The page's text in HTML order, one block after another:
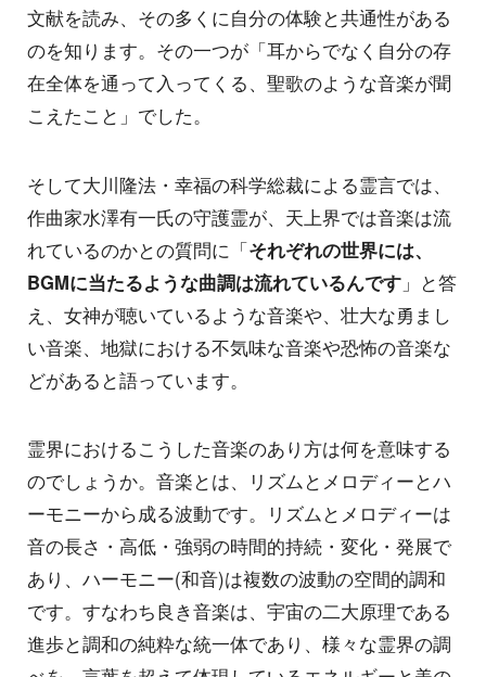
文献を読み、その多くに自分の体験と共通性がある
のを知ります。その一つが「耳からでなく自分の存
在全体を通って入ってくる、聖歌のような音楽が聞
こえたこと」でした。
そして大川隆法・幸福の科学総裁による霊言では、
作曲家水澤有一氏の守護霊が、天上界では音楽は流
れているのかとの質問に「それぞれの世界には、
BGMに当たるような曲調は流れているんです 」と答
え、女神が聴いているような音楽や、壮大な勇まし
い音楽、地獄における不気味な音楽や恐怖の音楽な
どがあると語っています。
霊界におけるこうした音楽のあり方は何を意味する
のでしょうか。音楽とは、リズムとメロディーとハ
ーモニーから成る波動です。リズムとメロディーは
音の長さ・高低・強弱の時間的持続・変化・発展で
あり、ハーモニー(和音)は複数の波動の空間的調和
です。すなわち良き音楽は、宇宙の二大原理である
進歩と調和の純粋な統一体であり、様々な霊界の調